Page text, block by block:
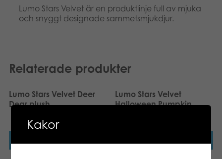
Polski
Lumo Stars Velvet är en produktlinje full av mjuka
och snyggt designade sammetsmjukdjur.
Relaterade produkter
Lumo Stars Velvet Deer
Dear plush
Lumo Stars Velvet
Halloween Pumpkin
Kakor